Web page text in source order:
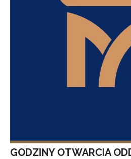
GODZINY OTWARCIA